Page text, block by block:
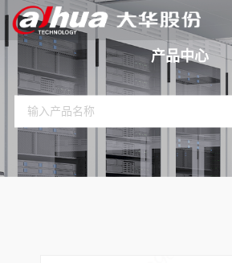
产品中心